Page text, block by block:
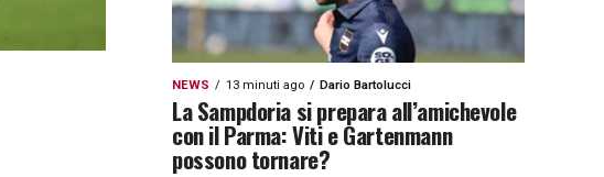
NEWS 13 minuti ago Dario Bartolucci
La Sampdoria si prepara all’amichevole
con il Parma: Viti e Gartenmann
possono tornare?